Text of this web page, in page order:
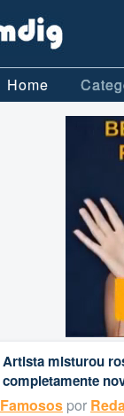
Home
Artista misturou
completamente
Famosos por